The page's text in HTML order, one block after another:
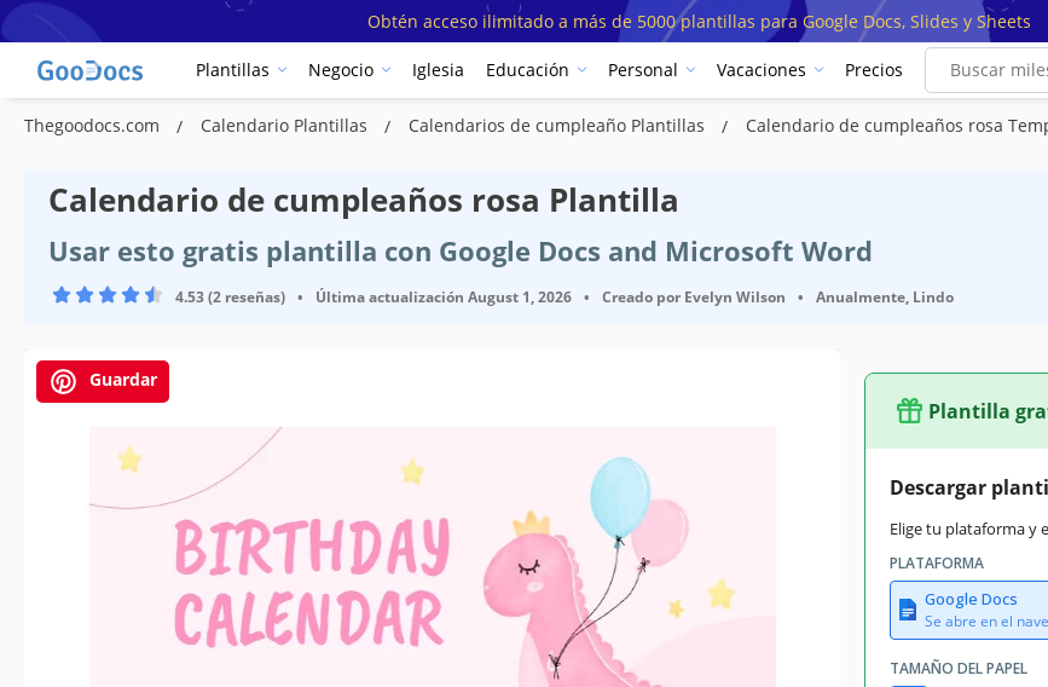
Obtén acceso ilimitado a más de 5000 plantillas para Google Docs, Slides y Sheets
Plantillas Negocio Iglesia Educación Personal Vacaciones Precios
Thegoodocs.com Calendario Plantillas Calendarios de cumpleaño Plantillas Calendario de cumpleaños rosa
Calendario de cumpleaños rosa Plantilla
Usar esto gratis plantilla con Google Docs and Microsoft Word
4.53 (2 reseñas) • Última actualización August 1, 2026 • Creado por Evelyn Wilson • Anualmente, Lindo
Guardar
Especificaciones de la plantilla
Última actualización
Añadido a colecciones por 7 Usuarios
14 descargas este mes
Plantilla
Descargar
Elige tu plataforma y
PLATAFORMA
Google Docs
Se abre en el
TAMAÑO DEL PAPEL